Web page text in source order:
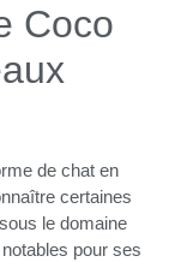
Coco
de chat en
certaines
le domaine
pour ses